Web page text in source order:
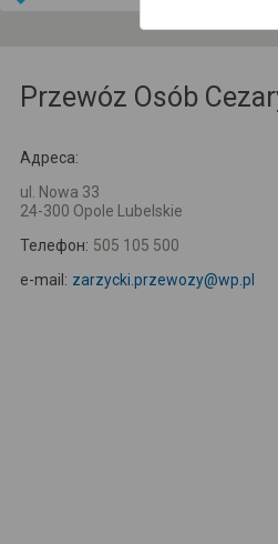
Przewóz Osób
Адреса:
ul. Nowa 33
24-300 Opole Lubelskie
Телефон: 505 105 500
e-mail: zarzycki.przewozy@wp.pl